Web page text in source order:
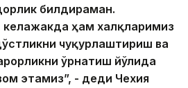
билдираман.
ҳам халқларимиз
чуқурлаштириш ва
ўрнатиш йўлида
этамиз”, - деди Чехия